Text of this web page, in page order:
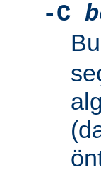
-C